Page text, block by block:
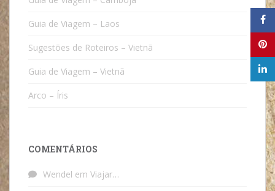
Guia de Viagem – Laos
Sugestões de Roteiros – Vietnã
Guia de Viagem – Vietnã
Arco – Íris
COMENTÁRIOS
Wendel em Viajar…